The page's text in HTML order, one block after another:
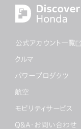
公式アカウント一覧
クルマ
パワープロダクツ
航空
モビリティサービス
Q&A・お問い合わせ